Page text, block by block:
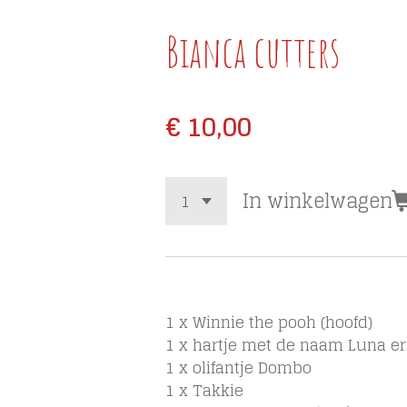
Bianca cutters
€ 10,00
In winkelwagen
1 x Winnie the pooh (hoofd)
1 x hartje met de naam Luna
1 x olifantje Dombo
1 x Takkie